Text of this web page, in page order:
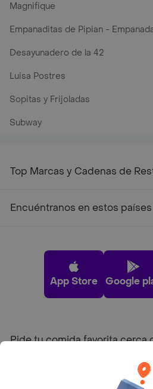
Magnifique
Empanaditas de Pipian -
Desayunadero de la 42
Luisa Postres
Sopitas y Frijoladas
Subway
Top Marcas y Cadenas de
Encuéntranos en estos países
App Store Google
Pide tu comida favorita cerca